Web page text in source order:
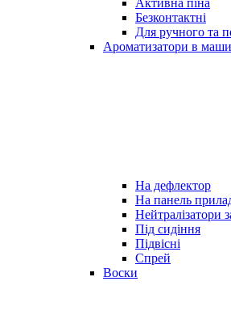
Безконтактні
Для ручного та
Ароматизатори в
На дефлектор
На панель
Нейтралізатори
Під сидіння
Підвісні
Спрей
Воски